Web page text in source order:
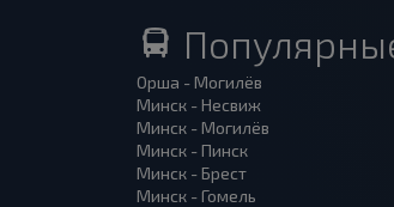
Орша - Могилёв
Минск - Несвиж
Минск - Могилёв
Минск - Пинск
Минск - Брест
Минск - Гомель